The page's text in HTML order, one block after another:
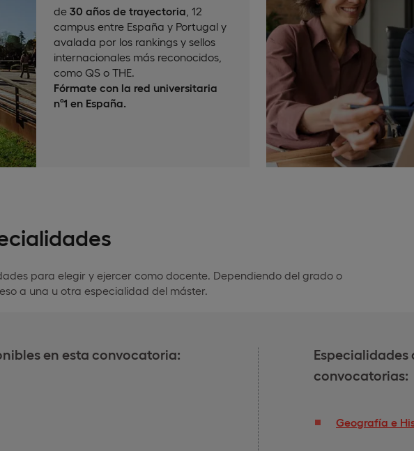
de 30 años de trayectoria , 12
campus entre España y Portugal y
avalada por los rankings y sellos
internacionales más reconocidos,
como QS o THE.
Fórmate con la red universitaria
nº1 en España.
para elegir y ejercer como docente. Dependiendo del grado o
a una u otra especialidad del máster.
en esta convocatoria:
Especialidades
convocatorias:
Geografía e